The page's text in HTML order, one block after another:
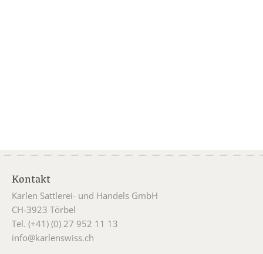
Kontakt
Karlen Sattlerei- und Handels GmbH
CH-3923 Törbel
Tel. (+41) (0) 27 952 11 13
info@karlenswiss.ch